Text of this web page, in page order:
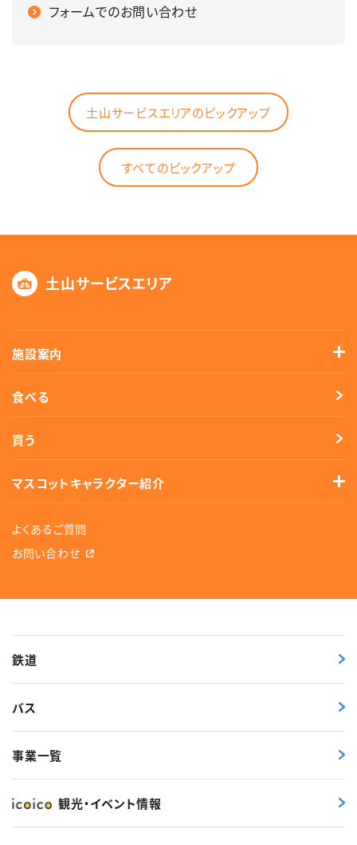
フォームでのお問い合わせ
土山サービスエリアのピックアップ
すべてのピックアップ
土山サービスエリア
施設案内
食べる
買う
マスコットキャラクター紹介
よくあるご質問
お問い合わせ
鉄道
バス
事業一覧
観光・イベント情報